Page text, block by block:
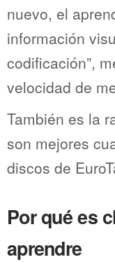
nuevo, el
información
codificación”,
velocidad de
También es la
son mejores
discos de
Por qué es
aprendre